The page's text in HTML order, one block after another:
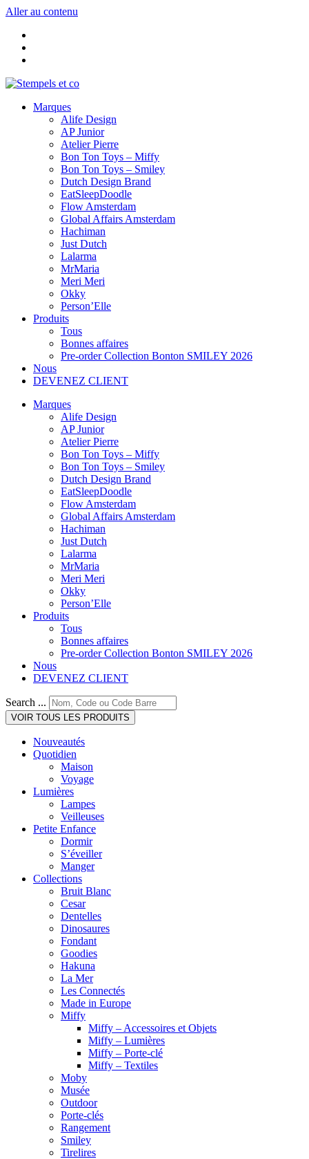
Aller au contenu
Marques
Alife Design
AP Junior
Atelier Pierre
Bon Ton Toys – Miffy
Bon Ton Toys – Smiley
Dutch Design Brand
EatSleepDoodle
Flow Amsterdam
Global Affairs Amsterdam
Hachiman
Just Dutch
Lalarma
MrMaria
Meri Meri
Okky
Person’Elle
Produits
Tous
Bonnes affaires
Pre-order Collection Bonton SMILEY 2026
Nous
DEVENEZ CLIENT
Marques
Alife Design
AP Junior
Atelier Pierre
Bon Ton Toys – Miffy
Bon Ton Toys – Smiley
Dutch Design Brand
EatSleepDoodle
Flow Amsterdam
Global Affairs Amsterdam
Hachiman
Just Dutch
Lalarma
MrMaria
Meri Meri
Okky
Person’Elle
Produits
Tous
Bonnes affaires
Pre-order Collection Bonton SMILEY 2026
Nous
DEVENEZ CLIENT
Search ...
VOIR TOUS LES PRODUITS
Nouveautés
Quotidien
Maison
Voyage
Lumières
Lampes
Veilleuses
Petite Enfance
Dormir
S’éveiller
Manger
Collections
Bruit Blanc
Cesar
Dentelles
Dinosaures
Fondant
Goodies
Hakuna
La Mer
Les Connectés
Made in Europe
Miffy
Miffy – Accessoires et Objets
Miffy – Lumières
Miffy – Porte-clé
Miffy – Textiles
Moby
Musée
Outdoor
Porte-clés
Rangement
Smiley
Tirelires